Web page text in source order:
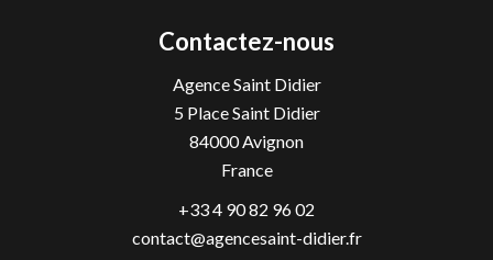
Contactez-nous
Agence Saint Didier
5 Place Saint Didier
84000Avignon
France
+33 4 90 82 96 02
contact@agencesaint-didier.fr